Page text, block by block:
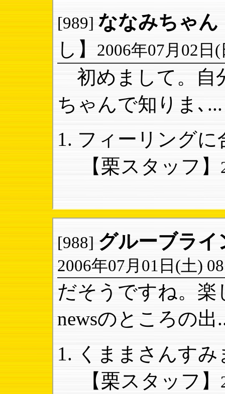
[989] ななみちゃん
し】
2006年07月02日
初めまして。自
ちゃんで知りま､...
フィーリング
【栗スタッフ】
[988] グルーブライ
2006年07月01日(土)
だそうですね。
newsのところの出
くままさんす
【栗スタッフ】